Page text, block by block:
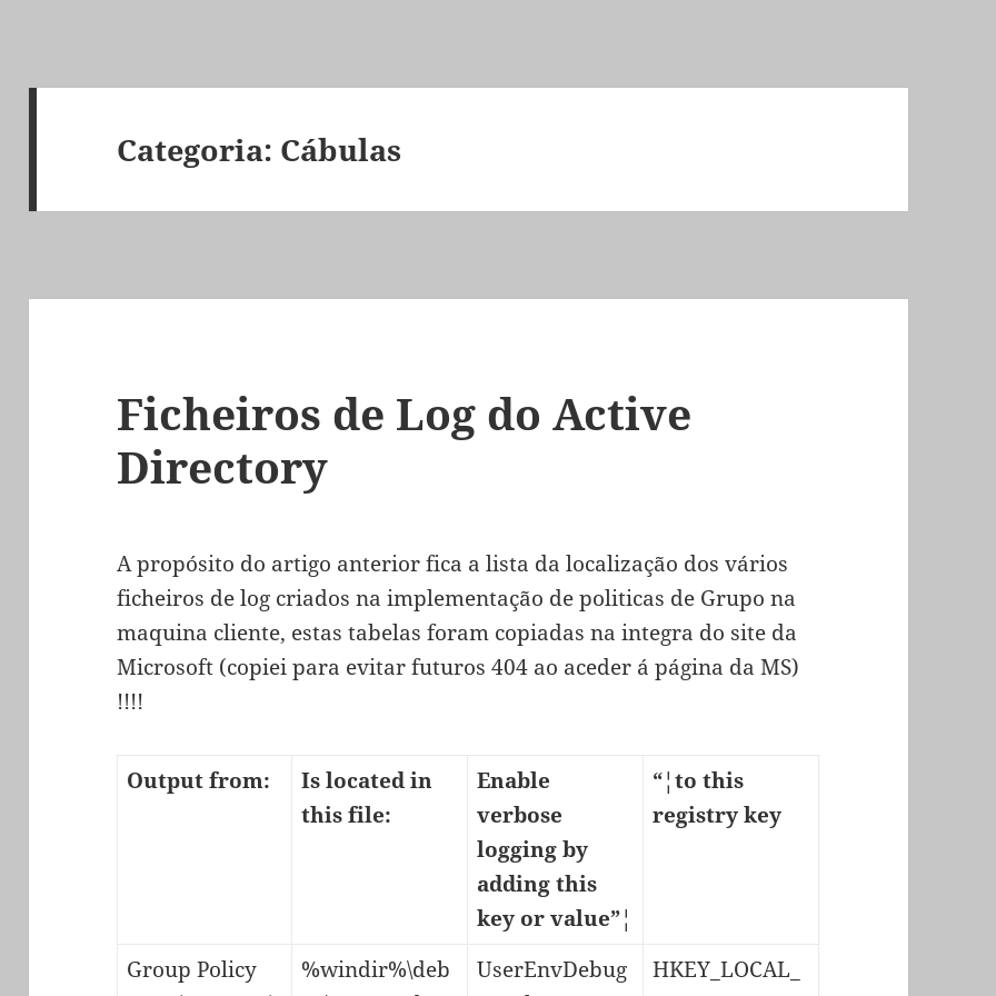
Categoria: Cábulas
Ficheiros de Log do Active
Directory
A propósito do artigo anterior fica a lista da localização dos vários
ficheiros de log criados na implementação de politicas de Grupo na
maquina cliente, estas tabelas foram copiadas na integra do site da
Microsoft (copiei para evitar futuros 404 ao aceder á página da MS)
!!!!
Output from:
Is located in
this file:
Enable
verbose
logging by
adding this
key or value”¦
“¦to this
registry key
Group Policy
%windir%\deb
UserEnvDebug
HKEY_LOCAL_